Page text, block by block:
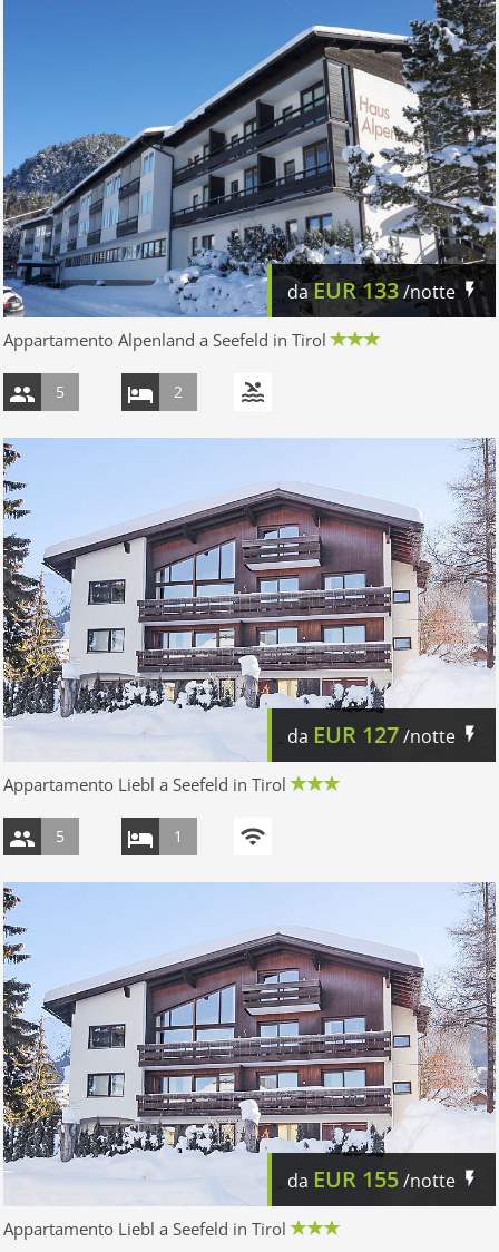
daEUR133/notte
Appartamento Alpenland a Seefeld in Tirol
5 2
da EUR 127/notte
Appartamento Liebl a Seefeld in Tirol
5 1
da EUR 155/notte
Appartamento Liebl a Seefeld in Tirol